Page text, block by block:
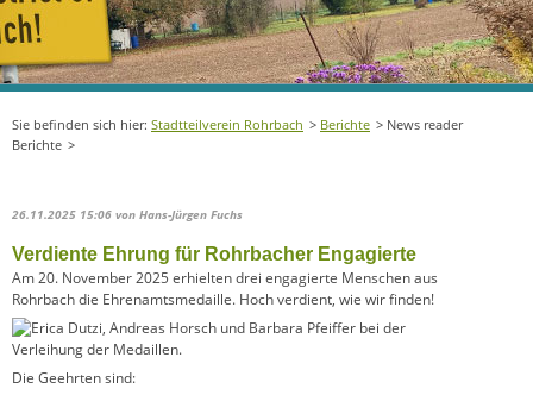
Stadtteilverein Rohrbach Berichte
News reader
Berichte
26.11.2025 15:06 von Hans-Jürgen Fuchs
Verdiente Ehrung für Rohrbacher Engagierte
Am 20. November 2025 erhielten drei engagierte Menschen aus
Rohrbach die Ehrenamtsmedaille. Hoch verdient, wie wir finden!
Die Geehrten sind: